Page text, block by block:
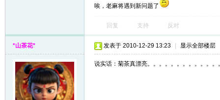
唉，老麻将遇到新问题了
回复 支持 反对
*山茶花* 发表于 2010-12-29 13:23 显示全部楼层
说实话：菊茶真漂亮。。。。。。。。。。。。